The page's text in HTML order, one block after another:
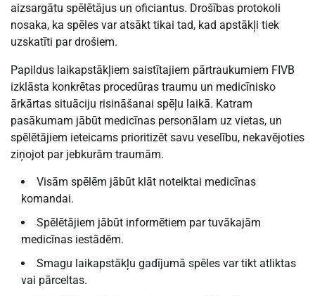
aizsargātu spēlētājus un oficiantus. Drošības protokoli
nosaka, ka spēles var atsākt tikai tad, kad apstākļi tiek
uzskatīti par drošiem.
Papildus laikapstākļiem saistītajiem pārtraukumiem FIVB
izklāsta konkrētas procedūras traumu un medicīnisko
ārkārtas situāciju risināšanai spēļu laikā. Katram
pasākumam jābūt medicīnas personālam uz vietas, un
spēlētājiem ieteicams prioritizēt savu veselību, nekavējoties
ziņojot par jebkurām traumām.
Visām spēlēm jābūt klāt noteiktai medicīnas
komandai.
Spēlētājiem jābūt informētiem par tuvākajām
medicīnas iestādēm.
Smagu laikapstākļu gadījumā spēles var tikt atliktas
vai pārceltas.